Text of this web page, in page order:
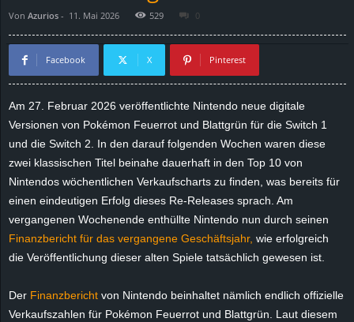
Von Azurios - 11. Mai 2026 529 0
Facebook X Pinterest
Am 27. Februar 2026 veröffentlichte Nintendo neue digitale
Versionen von Pokémon Feuerrot und Blattgrün für die Switch 1
und die Switch 2. In den darauf folgenden Wochen waren diese
zwei klassischen Titel beinahe dauerhaft in den Top 10 von
Nintendos wöchentlichen Verkaufscharts zu finden, was bereits für
einen eindeutigen Erfolg dieses Re-Releases sprach. Am
vergangenen Wochenende enthüllte Nintendo nun durch seinen
Finanzbericht für das vergangene Geschäftsjahr, wie erfolgreich
die Veröffentlichung dieser alten Spiele tatsächlich gewesen ist.
Der Finanzbericht von Nintendo beinhaltet nämlich endlich offizielle
Verkaufszahlen für Pokémon Feuerrot und Blattgrün. Laut diesem